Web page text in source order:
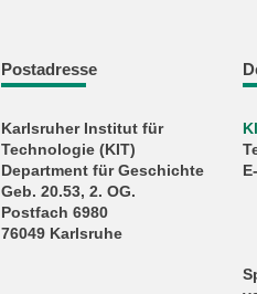
Postadresse
Karlsruher Institut für
Technologie (KIT)
Department für Geschichte
Geb. 20.53, 2. OG.
Postfach 6980
76049 Karlsruhe